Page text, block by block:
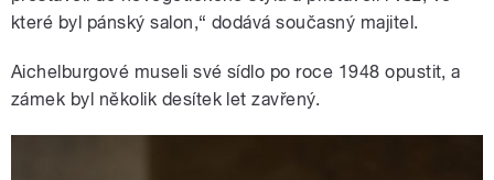
které byl pánský salon,“ dodává současný majitel.
Aichelburgové museli své sídlo po roce 1948 opustit, a
zámek byl několik desítek let zavřený.